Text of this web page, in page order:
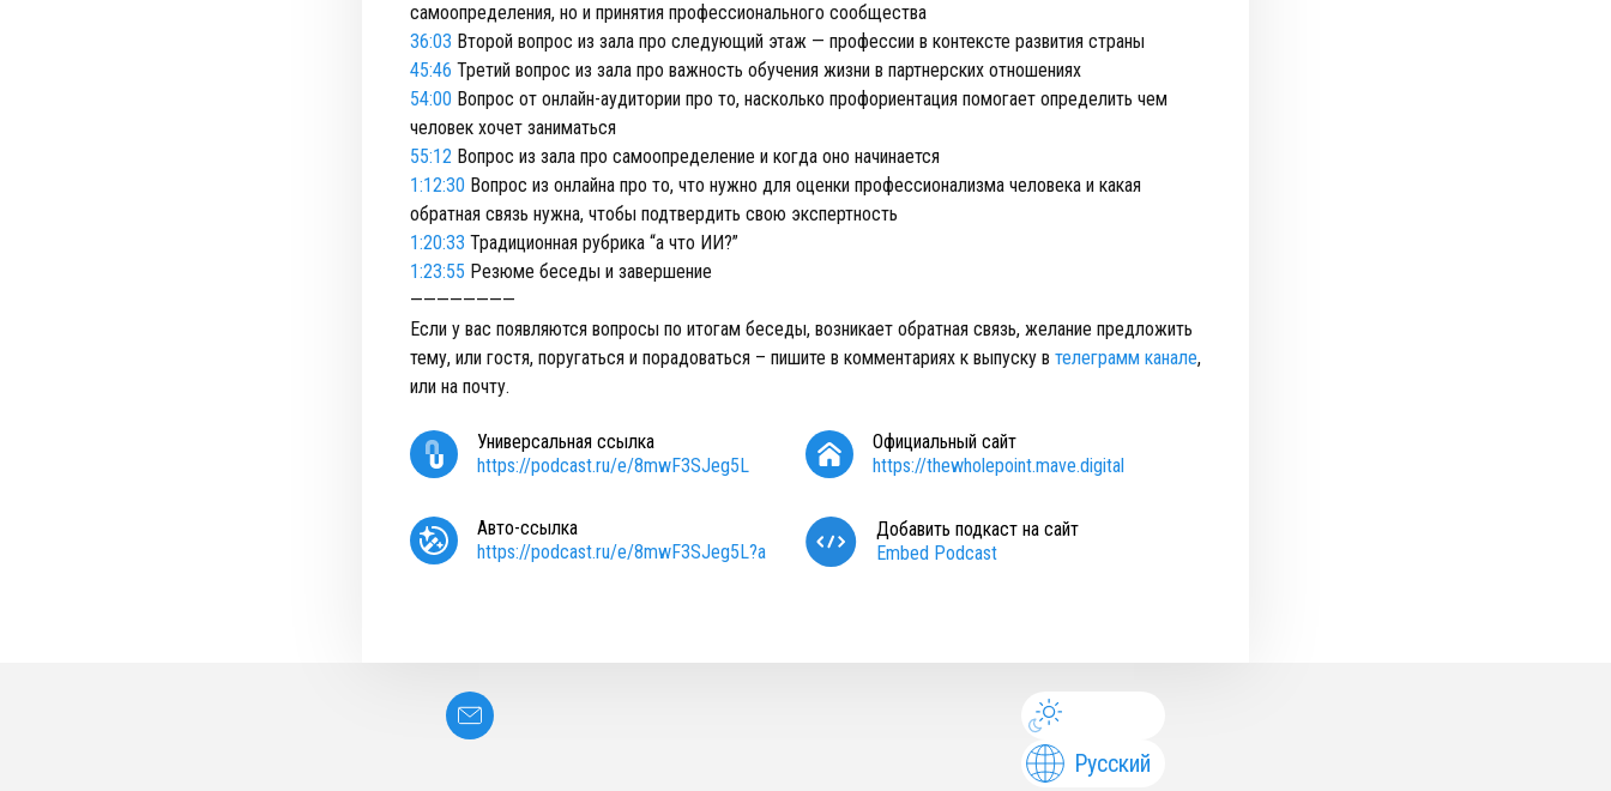
самоопределения, но и принятия профессионального сообщества
36:03 Второй вопрос из зала про следующий этаж — профессии в контексте развития страны
45:46 Третий вопрос из зала про важность обучения жизни в партнерских отношениях
54:00 Вопрос от онлайн-аудитории про то, насколько профориентация помогает определить чем
человек хочет заниматься
55:12 Вопрос из зала про самоопределение и когда оно начинается
1:12:30 Вопрос из онлайна про то, что нужно для оценки профессионализма человека и какая
обратная связь нужна, чтобы подтвердить свою экспертность
1:20:33 Традиционная рубрика “а что ИИ?”
1:23:55 Резюме беседы и завершение
————————
Если у вас появляются вопросы по итогам беседы, возникает обратная связь, желание предложить
тему, или гостя, поругаться и порадоваться – пишите в комментариях к выпуску в телеграмм канале,
или на почту.
Универсальная ссылка
https://podcast.ru/e/8mwF3SJeg5L
Официальный сайт
https://thewholepoint.mave.digital
Авто-ссылка
https://podcast.ru/e/8mwF3SJeg5L?a
Добавить подкаст на сайт
Embed Podcast
Русский